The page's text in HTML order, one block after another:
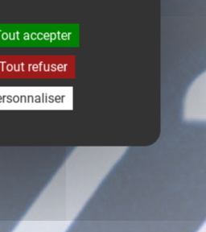
accepter
refuser